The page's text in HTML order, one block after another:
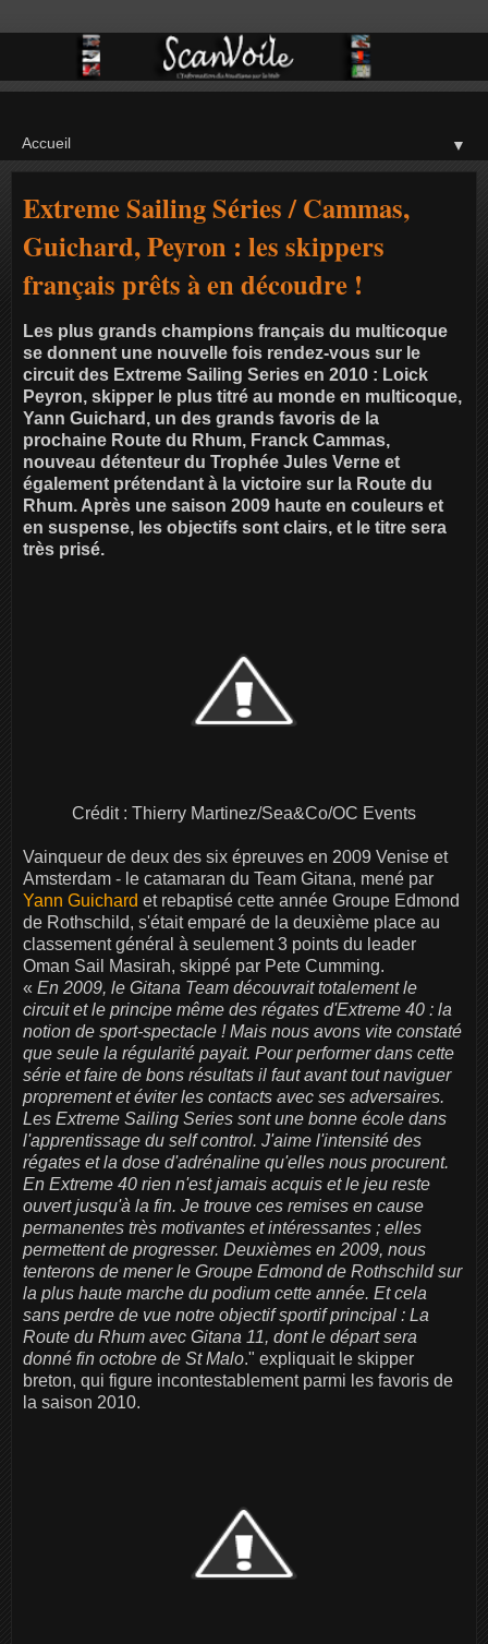
▼
Extreme Sailing Séries / Cammas,
Guichard, Peyron : les skippers
français prêts à en découdre !
Les plus grands champions français du multicoque
se donnent une nouvelle fois rendez-vous sur le
circuit des Extreme Sailing Series en 2010 : Loick
Peyron, skipper le plus titré au monde en multicoque,
Yann Guichard, un des grands favoris de la
prochaine Route du Rhum, Franck Cammas,
nouveau détenteur du Trophée Jules Verne et
également prétendant à la victoire sur la Route du
Rhum. Après une saison 2009 haute en couleurs et
en suspense, les objectifs sont clairs, et le titre sera
très prisé.
Crédit : Thierry Martinez/Sea&Co/OC Events
Vainqueur de deux des six épreuves en 2009 Venise et
Amsterdam - le catamaran du Team Gitana, mené par
Yann Guichard et rebaptisé cette année Groupe Edmond
de Rothschild, s'était emparé de la deuxième place au
classement général à seulement 3 points du leader
Oman Sail Masirah, skippé par Pete Cumming.
« En 2009, le Gitana Team découvrait totalement le
circuit et le principe même des régates d'Extreme 40 : la
notion de sport-spectacle ! Mais nous avons vite constaté
que seule la régularité payait. Pour performer dans cette
série et faire de bons résultats il faut avant tout naviguer
proprement et éviter les contacts avec ses adversaires.
Les Extreme Sailing Series sont une bonne école dans
l'apprentissage du self control. J'aime l'intensité des
régates et la dose d'adrénaline qu'elles nous procurent.
En Extreme 40 rien n'est jamais acquis et le jeu reste
ouvert jusqu'à la fin. Je trouve ces remises en cause
permanentes très motivantes et intéressantes ; elles
permettent de progresser. Deuxièmes en 2009, nous
tenterons de mener le Groupe Edmond de Rothschild sur
la plus haute marche du podium cette année. Et cela
sans perdre de vue notre objectif sportif principal : La
Route du Rhum avec Gitana 11, dont le départ sera
donné fin octobre de St Malo." expliquait le skipper
breton, qui figure incontestablement parmi les favoris de
la saison 2010.